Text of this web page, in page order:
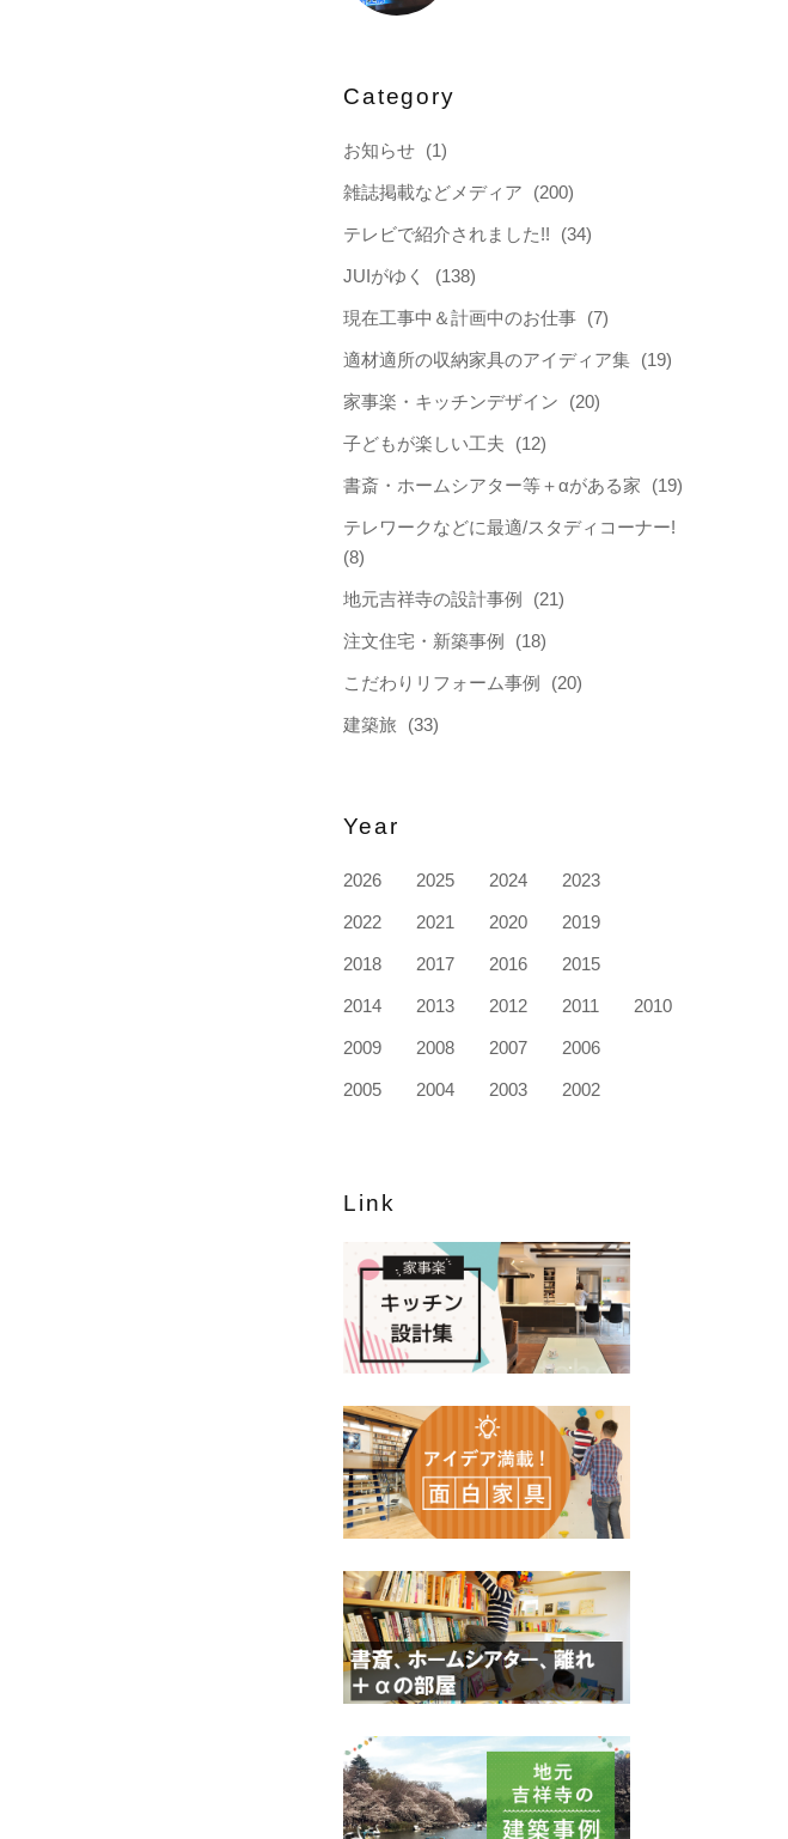
Category
お知らせ (1)
雑誌掲載などメディア (200)
テレビで紹介されました!! (34)
JUIがゆく (138)
現在工事中＆計画中のお仕事 (7)
適材適所の収納家具のアイディア集 (19)
家事楽・キッチンデザイン (20)
子どもが楽しい工夫 (12)
書斎・ホームシアター等＋αがある家 (19)
テレワークなどに最適/スタディコーナー!
(8)
地元吉祥寺の設計事例 (21)
注文住宅・新築事例 (18)
こだわりリフォーム事例 (20)
建築旅 (33)
Year
2026 2025 2024 2023
2022 2021 2020 2019
2018 2017 2016 2015
2014 2013 2012 2011 2010
2009 2008 2007 2006
2005 2004 2003 2002
Link